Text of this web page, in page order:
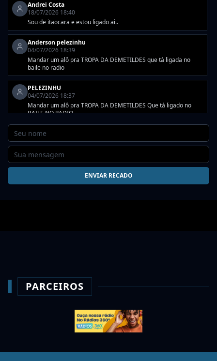
Andrei Costa
18/07/2026 18:40
Sou de itaocara e estou ligado ai..
Anderson pelezinhu
04/07/2026 18:39
Mandar um alô pra TROPA DA DEMETILDES que tá ligada no
baile no radio
PELEZINHU
04/07/2026 18:37
Mandar um alô pra TROPA DA DEMETILDES Que tá ligado no
BAILE NO RADIO.
Adriano
20/06/2026 19:19
ENVIAR RECADO
PARCEIROS